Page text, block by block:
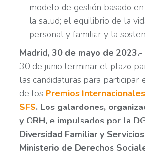
modelo de gestión basado
la salud; el equilibrio de la
personal y familiar y la
Madrid, 30 de mayo de 2023.-
30 de junio terminar el plazo
las candidaturas para participar
de los Premios
SFS. Los galardones,
y ORH, e impulsados por la
Diversidad Familiar y
Ministerio de Derechos